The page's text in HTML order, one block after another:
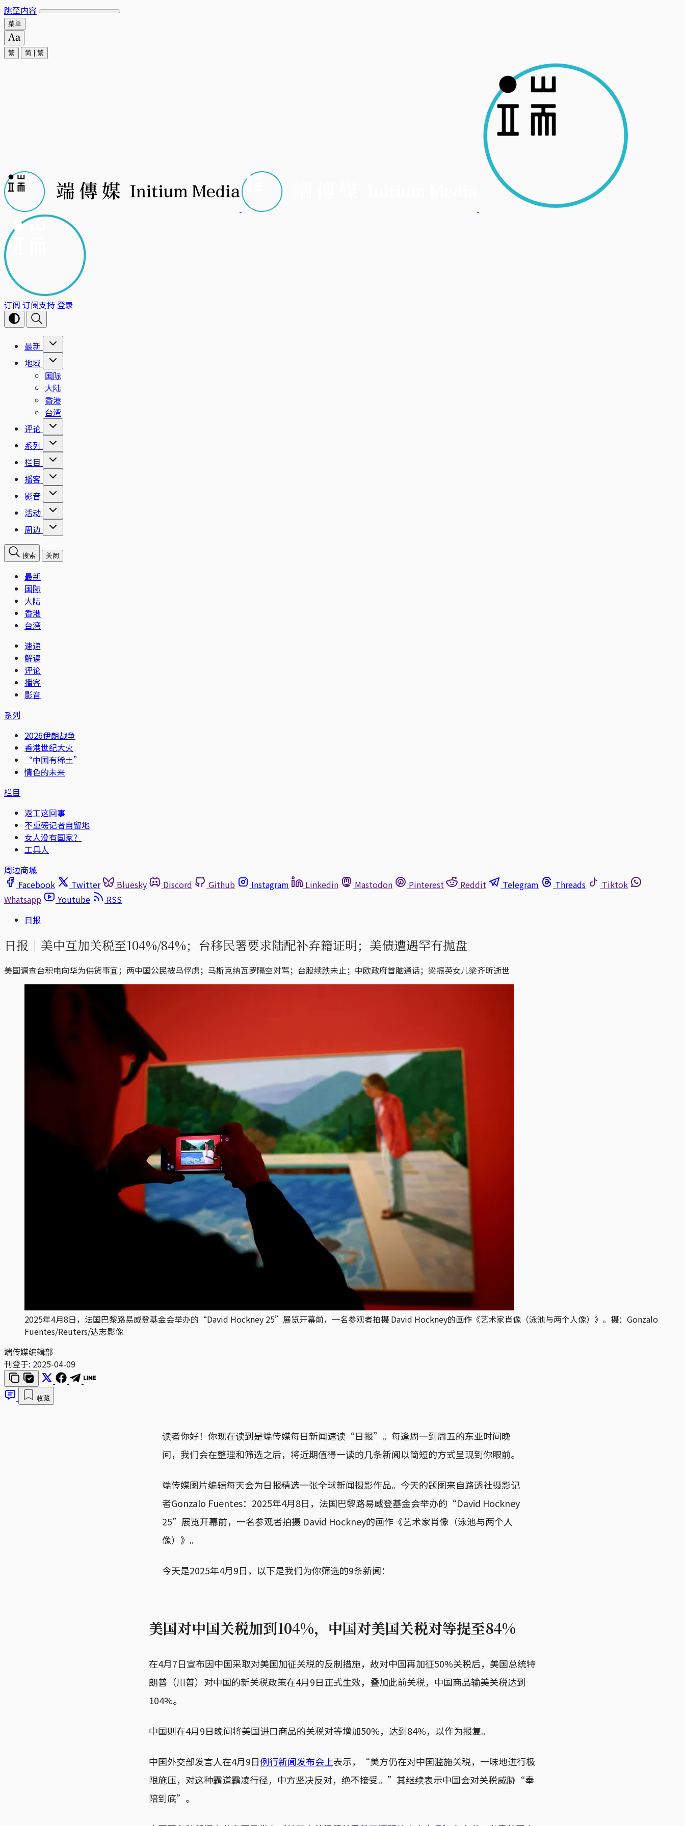
跳至内容
菜单
繁 简 繁
订阅 订阅支持登录
最新
地域
国际
大陆
香港
台湾
评论
系列
栏目
播客
影音
活动
周边
搜索 关闭
最新
国际
大陆
香港
台湾
速递
解读
评论
播客
影音
系列
2026伊朗战争
香港世纪大火
“中国有稀土”
情色的未来
栏目
返工这回事
不重磅记者自留地
女人没有国家？
工具人
周边商城
Facebook
Twitter Bluesky Discord Github Instagram Linkedin Mastodon Pinterest Reddit Telegram Threads
Tiktok
Whatsapp
Youtube
RSS
日报
日报｜美中互加关税至104%/84%；台移民署要求陆配补弃籍证明；美债遭遇罕有抛盘
美国调查台积电向华为供货事宜；两中国公民被乌俘虏；马斯克纳瓦罗隔空对骂；台股续跌未止；中欧政府首脑通话；梁振英女儿梁齐昕逝世
2025年4月8日，法国巴黎路易威登基金会举办的“David Hockney 25”展览开幕前，一名参观者拍摄 David Hockney的画作《艺术家肖像（泳池与两个人像）》。摄：Gonzalo
Fuentes/Reuters/达志影像
端传媒编辑部
刊登于: 2025-04-09
收藏
读者你好！你现在读到是端传媒每日新闻速读“日报”。每逢周一到周五的东亚时间晚
间，我们会在整理和筛选之后，将近期值得一读的几条新闻以简短的方式呈现到你眼前。
端传媒图片编辑每天会为日报精选一张全球新闻摄影作品。今天的题图来自路透社摄影记
者Gonzalo Fuentes：2025年4月8日，法国巴黎路易威登基金会举办的“David Hockney
25”展览开幕前，一名参观者拍摄 David Hockney的画作《艺术家肖像（泳池与两个人
像）》。
今天是2025年4月9日，以下是我们为你筛选的9条新闻：
美国对中国关税加到104%，中国对美国关税对等提至84%
在4月7日宣布因中国采取对美国加征关税的反制措施，故对中国再加征50%关税后，美国总统特
朗普（川普）对中国的新关税政策在4月9日正式生效，叠加此前关税，中国商品输美关税达到
104%。
中国则在4月9日晚间将美国进口商品的关税对等增加50%，达到84%，以作为报复。
中国外交部发言人在4月9日例行新闻发布会上表示，“美方仍在对中国滥施关税，一味地进行极
限施压，对这种霸道霸凌行径，中方坚决反对，绝不接受。”其继续表示中国会对关税威胁“奉
陪到底”。